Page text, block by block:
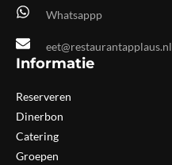
Whatsappp
eet@restaurantapplaus.nl
Informatie
Reserveren
Dinerbon
Catering
Groepen